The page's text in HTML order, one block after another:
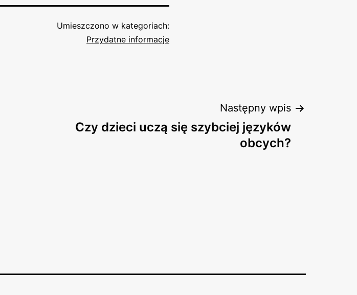
Umieszczono w kategoriach:
Przydatne informacje
Następny wpis
Czy dzieci uczą się szybciej języków
obcych?